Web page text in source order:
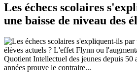
Les échecs scolaires
une baisse de niveau des